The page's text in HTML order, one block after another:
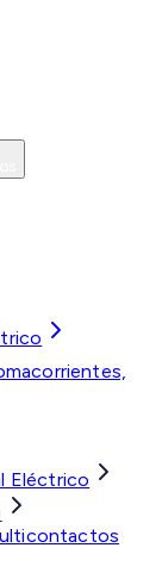
Eléctrico